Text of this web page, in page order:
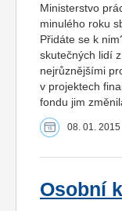
Ministerstvo
minulého roku
Přidáte se k
skutečných lidí
nejrůznějšími
v projektech
fondu jim
08. 01. 2015
Osobní